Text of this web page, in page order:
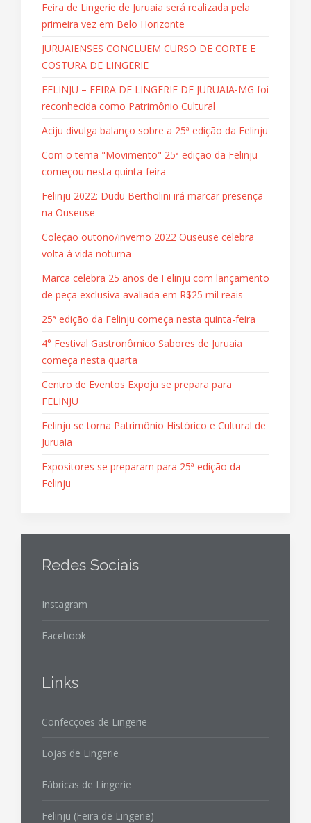
Feira de Lingerie de Juruaia será realizada pela
primeira vez em Belo Horizonte
JURUAIENSES CONCLUEM CURSO DE CORTE E
COSTURA DE LINGERIE
FELINJU – FEIRA DE LINGERIE DE JURUAIA-MG foi
reconhecida como Patrimônio Cultural
Aciju divulga balanço sobre a 25ª edição da Felinju
Com o tema "Movimento" 25ª edição da Felinju
começou nesta quinta-feira
Felinju 2022: Dudu Bertholini irá marcar presença
na Ouseuse
Coleção outono/inverno 2022 Ouseuse celebra
volta à vida noturna
Marca celebra 25 anos de Felinju com lançamento
de peça exclusiva avaliada em R$25 mil reais
25ª edição da Felinju começa nesta quinta-feira
4° Festival Gastronômico Sabores de Juruaia
começa nesta quarta
Centro de Eventos Expoju se prepara para
FELINJU
Felinju se torna Patrimônio Histórico e Cultural de
Juruaia
Expositores se preparam para 25ª edição da
Felinju
Redes Sociais
Instagram
Facebook
Links
Confecções de Lingerie
Lojas de Lingerie
Fábricas de Lingerie
Felinju (Feira de Lingerie)